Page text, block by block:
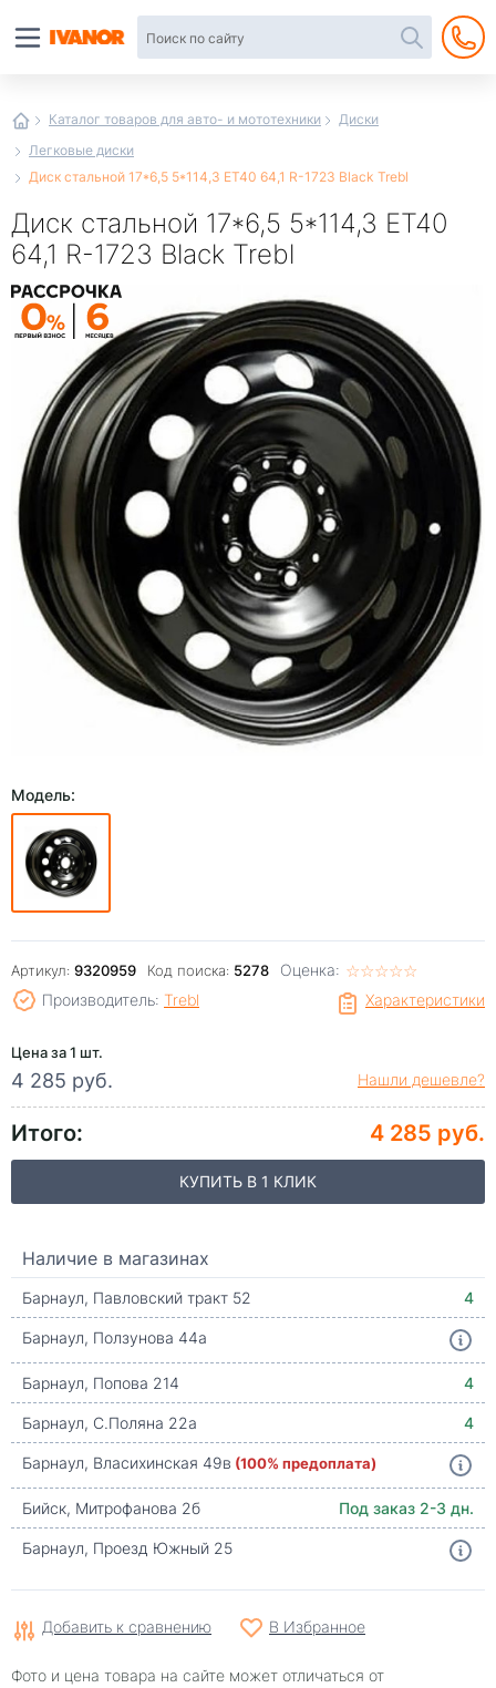
Каталог товаров для авто- и мототехники
Диски
Легковые диски
Диск стальной 17*6,5 5*114,3 ЕТ40 64,1 R-1723 Black Trebl
Диск стальной 17*6,5 5*114,3 ЕТ40
64,1 R-1723 Black Trebl
Модель:
Артикул: 9320959 Код поиска: 5278 Оценка: ☆☆☆☆☆
★★★★★
Характеристики
Производитель: Trebl
Цена за 1 шт.
4 285 руб. Нашли дешевле?
Итого: 4 285 руб.
КУПИТЬ В 1 КЛИК
Наличие в магазинах
Барнаул, Павловский тракт 52
4
Барнаул, Ползунова 44а
Барнаул, Попова 214
4
Барнаул, С.Поляна 22а
4
Барнаул, Власихинская 49в (100% предоплата)
Бийск, Митрофанова 2б
Под заказ 2-3 дн.
Барнаул, Проезд Южный 25
Добавить к сравнению В Избранное
Фото и цена товара на сайте может отличаться от
интернет-